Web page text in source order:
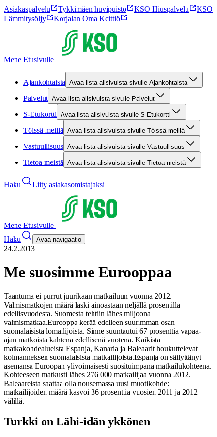
Asiakaspalvelu Tykkimäen huvipuisto KSO Hiuspalvelu
KSO
Lämmitysöljy
Korjalan Oma Keittiö
Mene Etusivulle
Ajankohtaista Avaa lista alisivuista sivulle Ajankohtaista
Palvelut Avaa lista alisivuista sivulle Palvelut
S-Etukortti Avaa lista alisivuista sivulle S-Etukortti
Töissä meillä Avaa lista alisivuista sivulle Töissä meillä
Vastuullisuus Avaa lista alisivuista sivulle Vastuullisuus
Tietoa meistä Avaa lista alisivuista sivulle Tietoa meistä
Haku Liity asiakasomistajaksi
Mene Etusivulle
Haku
Avaa navigaatio
24.2.2013
Me suosimme Eurooppaa
Taantuma ei purrut juurikaan matkailuun vuonna 2012.
Valmismatkojen määrä laski ainoastaan neljällä prosentilla
edellisvuodesta. Suomesta tehtiin lähes miljoona
valmismatkaa.Eurooppa kerää edelleen suurimman osan
suomalaisista lomailijoista. Sinne suuntautui 67 prosenttia vapaa-
ajan matkoista kahtena edellisenä vuotena. Kaikista
matkakohdealueista Espanja, Kanaria ja Baleaarit houkuttelevat
kolmanneksen suomalaisista matkailijoista.Espanja on säilyttänyt
asemansa Euroopan ylivoimaisesti suosituimpana matkailukohteena.
Kohteeseen matkusti lähes 276 000 matkailijaa vuonna 2012.
Baleaareista saattaa olla nousemassa uusi muotikohde:
matkailijoiden määrä kasvoi 36 prosenttia vuosien 2011 ja 2012
välillä.
Turkki on Lähi-idän ykkönen